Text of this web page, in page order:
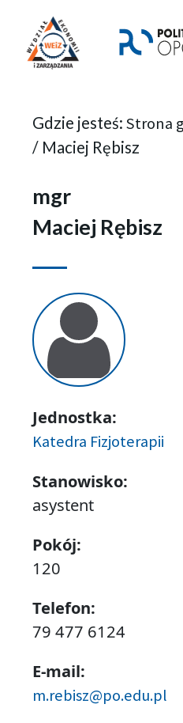
Gdzie jesteś: Strona
/ Maciej Rębisz
mgr
Maciej Rębisz
Jednostka:
Katedra Fizjoterapii
Stanowisko:
asystent
Pokój:
120
Telefon:
79 477 6124
E-mail:
m.rebisz@po.edu.pl